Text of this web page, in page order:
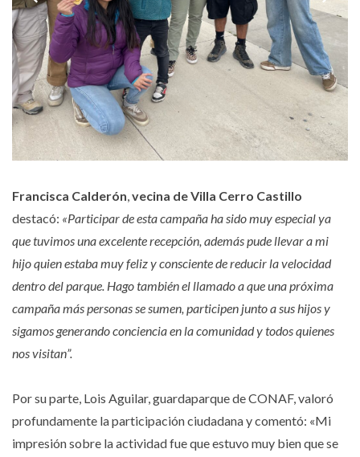
Francisca Calderón,vecina de Villa Cerro Castillo
destacó: «Participar de esta campaña ha sido muy especial ya
que tuvimos una excelente recepción, además pude llevar a mi
hijo quien estaba muy feliz y consciente de reducir la velocidad
dentro del parque. Hago también el llamado a que una próxima
campaña más personas se sumen, participen junto a sus hijos y
sigamos generando conciencia en la comunidad y todos quienes
nos visitan”.
Por su parte, Lois Aguilar, guardaparque de CONAF, valoró
profundamente la participación ciudadana y comentó: «Mi
impresión sobre la actividad fue que estuvo muy bien que se